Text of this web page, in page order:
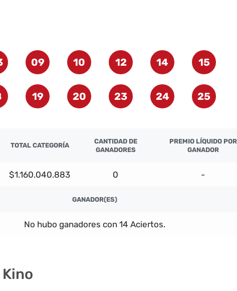
09 10 12 14 15
19 20 23 24 25
TOTAL CATEGORÍA
CANTIDAD DE
GANADORES
PREMIO LÍQUIDO POR
GANADOR
$1.160.040.883 0 -
GANADOR(ES)
No hubo ganadores con 14 Aciertos.